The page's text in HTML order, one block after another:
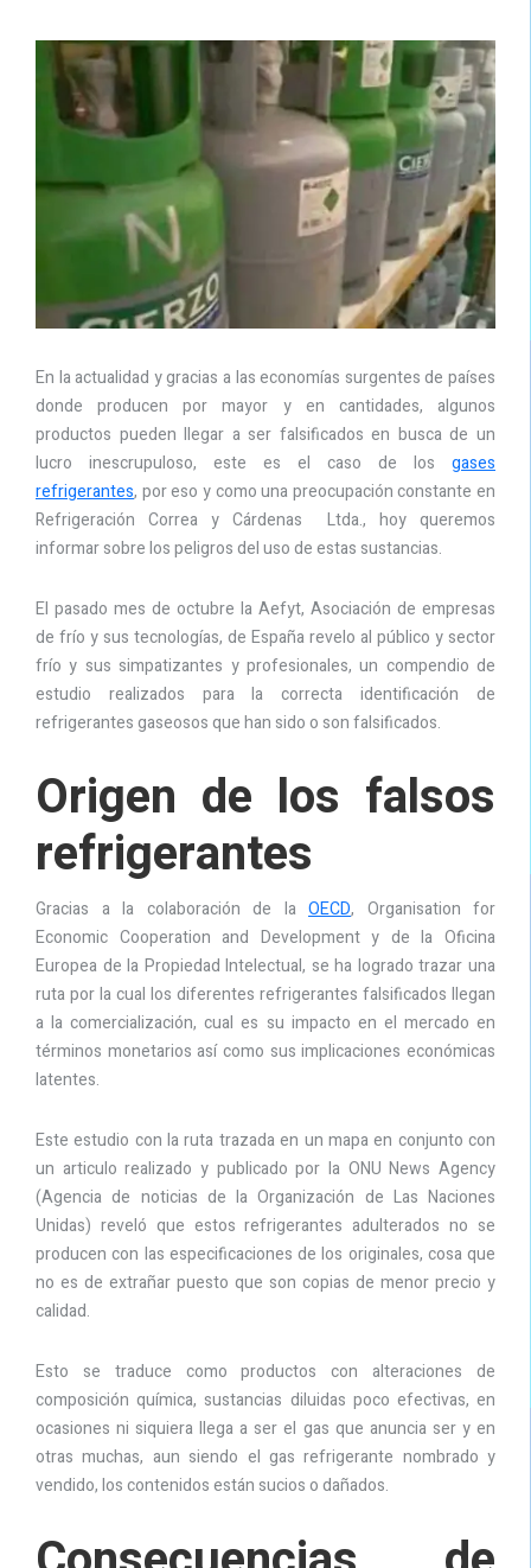
En la actualidad y gracias a las economías surgentes de países
donde producen por mayor y en cantidades, algunos
productos pueden llegar a ser falsificados en busca de un
lucro inescrupuloso, este es el caso de los gases
refrigerantes, por eso y como una preocupación constante en
Refrigeración Correa y Cárdenas Ltda., hoy queremos
informar sobre los peligros del uso de estas sustancias.
El pasado mes de octubre la Aefyt, Asociación de empresas
de frío y sus tecnologías, de España revelo al público y sector
frío y sus simpatizantes y profesionales, un compendio de
estudio realizados para la correcta identificación de
refrigerantes gaseosos que han sido o son falsificados.
Origen de los falsos
refrigerantes
Gracias a la colaboración de la OECD, Organisation for
Economic Cooperation and Development y de la Oficina
Europea de la Propiedad Intelectual, se ha logrado trazar una
ruta por la cual los diferentes refrigerantes falsificados llegan
a la comercialización, cual es su impacto en el mercado en
términos monetarios así como sus implicaciones económicas
latentes.
Este estudio con la ruta trazada en un mapa en conjunto con
un articulo realizado y publicado por la ONU News Agency
(Agencia de noticias de la Organización de Las Naciones
Unidas) reveló que estos refrigerantes adulterados no se
producen con las especificaciones de los originales, cosa que
no es de extrañar puesto que son copias de menor precio y
calidad.
Esto se traduce como productos con alteraciones de
composición química, sustancias diluidas poco efectivas, en
ocasiones ni siquiera llega a ser el gas que anuncia ser y en
otras muchas, aun siendo el gas refrigerante nombrado y
vendido, los contenidos están sucios o dañados.